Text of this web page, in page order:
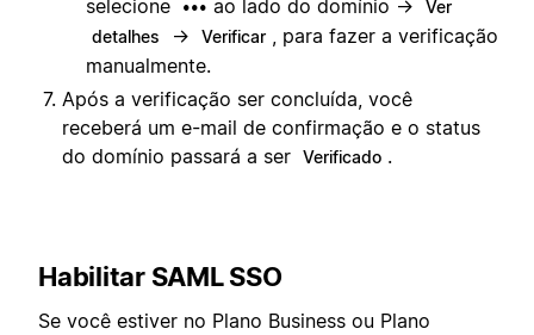
selecione ••• ao lado do domínio →
Ver
detalhes
→ Verificar , para fazer a verificação
manualmente.
Após a verificação ser concluída, você
receberá um e-mail de confirmação e o status
do domínio passará a ser Verificado .
Habilitar SAML SSO
Se você estiver no Plano Business ou Plano